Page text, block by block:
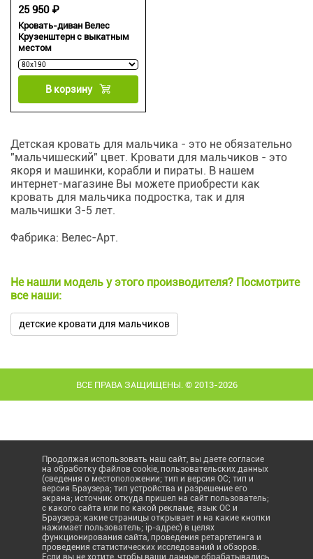
Кровать-диван Велес
Крузенштерн с выкатным
местом
25 950 ₽
В корзину
Детская кровать для мальчика - это не обязательно
"мальчишеский" цвет. Кровати для мальчиков - это
якоря и машинки, корабли и пираты. В нашем
интернет-магазине Вы можете приобрести как
кровать для мальчика подростка, так и для
мальчишки 3-5 лет.
Фабрика: Велес-Арт.
Не нашли модель у этого производителя? Посмотрите
все наши:
детские кровати для мальчиков
ВСЕ ПРАВА ЗАЩИЩЕНЫ. © 2013-2026
Продолжая использовать наш сайт, вы даете согласие
на обработку файлов cookie, пользовательских данных
(сведения о местоположении; тип и версия ОС; тип и
версия Браузера; тип устройства и разрешение его
экрана; источник откуда пришел на сайт пользователь;
с какого сайта или по какой рекламе; язык ОС и
Браузера; какие страницы открывает и на какие кнопки
нажимает пользователь; ip-адрес) в целях
функционирования сайта, проведения ретаргетинга и
проведения статистических исследований и обзоров.
Если вы не хотите, чтобы ваши данные обрабатывались,